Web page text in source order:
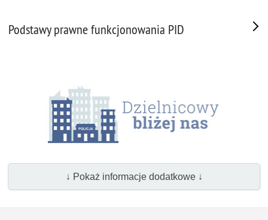
Podstawy prawne funkcjonowania PID
↓ Pokaż informacje dodatkowe ↓